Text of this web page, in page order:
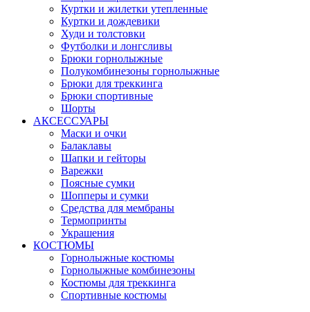
Куртки и жилетки утепленные
Куртки и дождевики
Худи и толстовки
Футболки и лонгсливы
Брюки горнолыжные
Полукомбинезоны горнолыжные
Брюки для треккинга
Брюки спортивные
Шорты
АКСЕССУАРЫ
Маски и очки
Балаклавы
Шапки и гейторы
Варежки
Поясные сумки
Шопперы и сумки
Средства для мембраны
Термопринты
Украшения
КОСТЮМЫ
Горнолыжные костюмы
Горнолыжные комбинезоны
Костюмы для треккинга
Спортивные костюмы